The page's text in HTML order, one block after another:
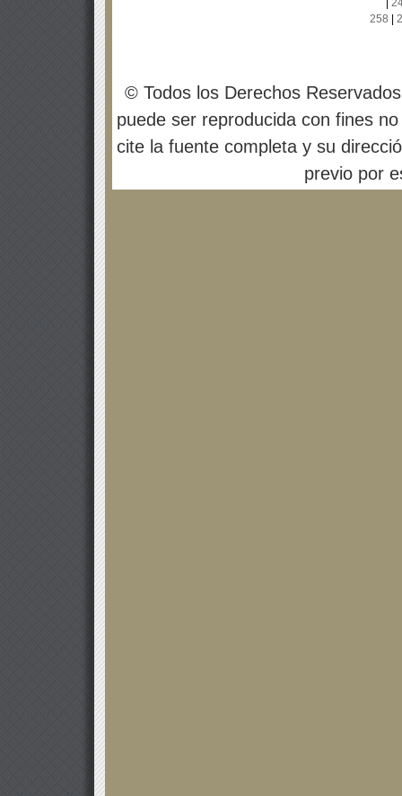
258
© Todos los Derechos
puede ser reproducida con fines
cite la fuente completa y su
previo por